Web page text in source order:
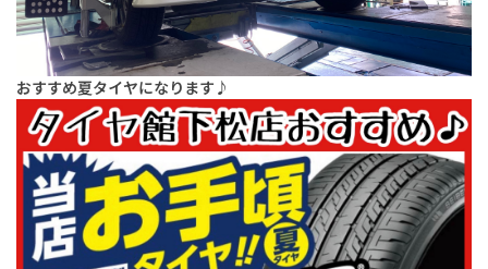
おすすめ夏タイヤになります♪